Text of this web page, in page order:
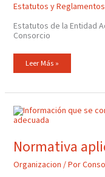
Estatutos y Reglamentos
Estatutos de la Entidad
Consorcio
Leer Más »
Normativa
Organizacion / Por
Normativa
Aplicable
A